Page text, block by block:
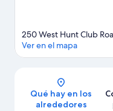
250 West Hunt Club
Ver en el mapa
Qué hay en los
alrededores